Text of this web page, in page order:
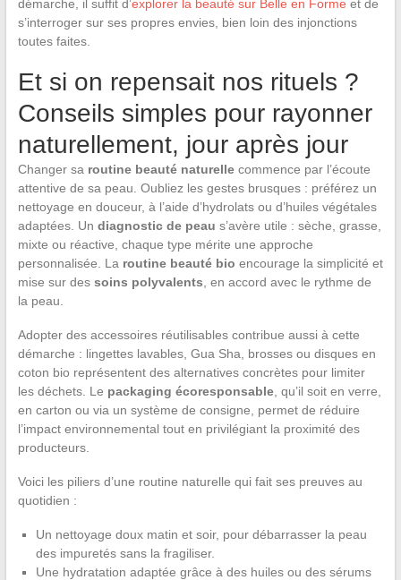
démarche, il suffit d’explorer la beauté sur Belle en Forme et de
s’interroger sur ses propres envies, bien loin des injonctions
toutes faites.
Et si on repensait nos rituels ?
Conseils simples pour rayonner
naturellement, jour après jour
Changer sa routine beauté naturellecommence par l’écoute
attentive de sa peau. Oubliez les gestes brusques : préférez un
nettoyage en douceur, à l’aide d’hydrolats ou d’huiles végétales
adaptées. Un diagnostic de peau s’avère utile : sèche, grasse,
mixte ou réactive, chaque type mérite une approche
personnalisée. La routine beauté bio encourage la simplicité et
mise sur des soins polyvalents , en accord avec le rythme de
la peau.
Adopter des accessoires réutilisables contribue aussi à cette
démarche : lingettes lavables, Gua Sha, brosses ou disques en
coton bio représentent des alternatives concrètes pour limiter
les déchets. Le packaging écoresponsable, qu’il soit en verre,
en carton ou via un système de consigne, permet de réduire
l’impact environnemental tout en privilégiant la proximité des
producteurs.
Voici les piliers d’une routine naturelle qui fait ses preuves au
quotidien :
Un nettoyage doux matin et soir, pour débarrasser la peau
des impuretés sans la fragiliser.
Une hydratation adaptée grâce à des huiles ou des sérums